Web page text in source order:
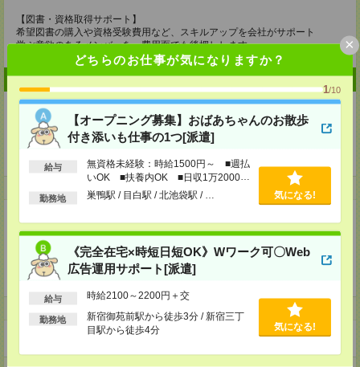
どちらのお仕事が気になりますか？
1/10
【オープニング募集】おばあちゃんのお散歩
付き添いも仕事の1つ[派遣]
給与
無資格未経験：時給1500円～ ■週払
いOK ■扶養内OK ■日収1万2000円
以上
勤務地 巣鴨駅 / 目白駅 / 北池袋駅 / … 気になる!
《完全在宅×時短日短OK》Wワーク可〇Web
広告運用サポート[派遣]
給与 時給2100～2200円＋交
勤務地
新宿御苑前駅から徒歩3分 / 新宿三丁
目駅から徒歩4分
気になる!
×
【図書・資格取得サポート】
希望図書の購入や資格受験費用など、スキルアップを会社がサポート
学ぶ意欲のあるメンバーを、費用面でも後押しします。
企業情報
ＬＵＬＬグループ
■DXパートナー事業
■人材育成事業
企業HP
https://recruit.lull-inc.co.jp/
ホームページ
https://en-gage.net/lull-inc_saiyo/